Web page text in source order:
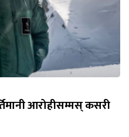
आरोहीसम्मस् कसरी